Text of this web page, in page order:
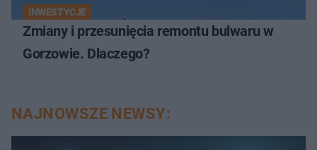
INWESTYCJE
Zmiany i przesunięcia remontu bulwaru w
Gorzowie. Dlaczego?
NAJNOWSZE NEWSY: